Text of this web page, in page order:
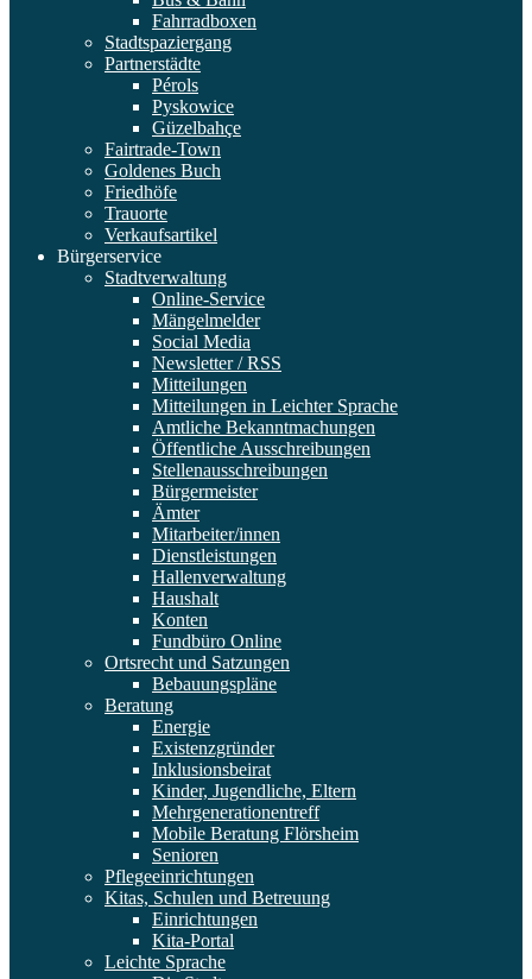
Fahrradboxen
Stadtspaziergang
Partnerstädte
Pérols
Pyskowice
Güzelbahçe
Fairtrade-Town
Goldenes Buch
Friedhöfe
Trauorte
Verkaufsartikel
Bürgerservice
Stadtverwaltung
Online-Service
Mängelmelder
Social Media
Newsletter / RSS
Mitteilungen
Mitteilungen in Leichter Sprache
Amtliche Bekanntmachungen
Öffentliche Ausschreibungen
Stellenausschreibungen
Bürgermeister
Ämter
Mitarbeiter/innen
Dienstleistungen
Hallenverwaltung
Haushalt
Konten
Fundbüro Online
Ortsrecht und Satzungen
Bebauungspläne
Beratung
Energie
Existenzgründer
Inklusionsbeirat
Kinder, Jugendliche, Eltern
Mehrgenerationentreff
Mobile Beratung Flörsheim
Senioren
Pflegeeinrichtungen
Kitas, Schulen und Betreuung
Einrichtungen
Kita-Portal
Leichte Sprache